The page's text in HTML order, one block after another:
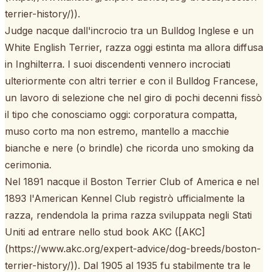
terrier-history/)).
Judge nacque dall'incrocio tra un Bulldog Inglese e un
White English Terrier, razza oggi estinta ma allora diffusa
in Inghilterra. I suoi discendenti vennero incrociati
ulteriormente con altri terrier e con il Bulldog Francese,
un lavoro di selezione che nel giro di pochi decenni fissò
il tipo che conosciamo oggi: corporatura compatta,
muso corto ma non estremo, mantello a macchie
bianche e nere (o brindle) che ricorda uno smoking da
cerimonia.
Nel 1891 nacque il Boston Terrier Club of America e nel
1893 l'American Kennel Club registrò ufficialmente la
razza, rendendola la prima razza sviluppata negli Stati
Uniti ad entrare nello stud book AKC ([AKC]
(https://www.akc.org/expert-advice/dog-breeds/boston-
terrier-history/)). Dal 1905 al 1935 fu stabilmente tra le